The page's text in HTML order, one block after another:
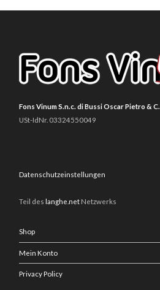
Fons Vinum S.n.c. di Bussi Oscar Pietro & C.
USt-IdNr. 03324550049
Datenschutzeinstellungen
Teil deslanghe.net Netzwerks
Shop
Mein Konto
Privacy Policy